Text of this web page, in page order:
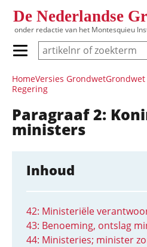
De Nederlandse
onder redactie van het Montesquieu
Primair menu tonen/verbergen
Hoofdnavigatie
HomeVersies GrondwetGrondwet
Regering
Paragraaf 2:
ministers
Inhoud
42: Ministeriële
43: Benoeming, ontslag
44: Ministeries; minister